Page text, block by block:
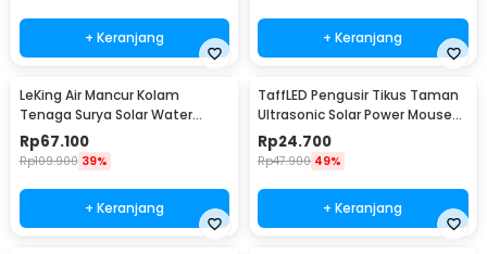
+ Keranjang + Keranjang
LeKing Air Mancur Kolam
Tenaga Surya Solar Water
Fountain - AS10A
Rp67.100
Rp109.900 39%
+ Keranjang
TaffLED Pengusir Tikus Taman
Ultrasonic Solar Power Mouse
Repellent - HR-533
Rp24.700
Rp47.900 49%
+ Keranjang